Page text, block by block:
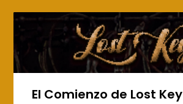
El Comienzo de Lost Key